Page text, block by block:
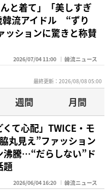
んと着て」「美しすぎ
韓流アイドル “ずり
ッションに驚きと称賛
2026/07/04 11:00 韓流ニュース
最終更新：2026/08/08 05:00
週間
月間
くて心配」TWICE・モ
丸見え”ファッション
沸騰…“だらしない”ド
題
2026/06/04 16:20 韓流ニュース